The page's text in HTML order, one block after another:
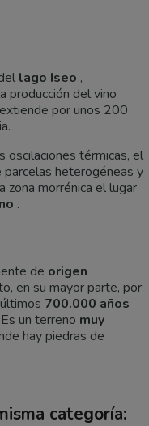
lago Iseo ,
producción del vino
por unos 200
oscilaciones térmicas, el
parcelas heterogéneas y
zona morrénica el lugar
.
de origen
en su mayor parte, por
700.000 años
un terreno muy
hay piedras de
categoría: